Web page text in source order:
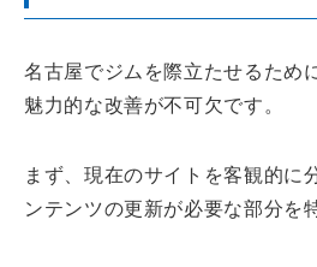
名古屋でジムを際立たせるため
魅力的な改善が不可欠です。
まず、現在のサイトを客観的に
ンテンツの更新が必要な部分を